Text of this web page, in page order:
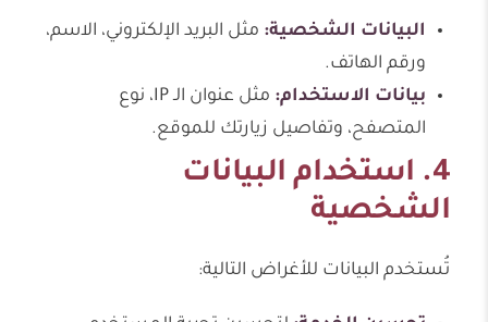
البيانات الشخصية: مثل البريد الإلكتروني، الاسم،
ورقم الهاتف.
بيانات الاستخدام:
مثل عنوان الـ IP، نوع
المتصفح، وتفاصيل زيارتك للموقع.
4. استخدام البيانات
الشخصية
تُستخدم البيانات للأغراض التالية: